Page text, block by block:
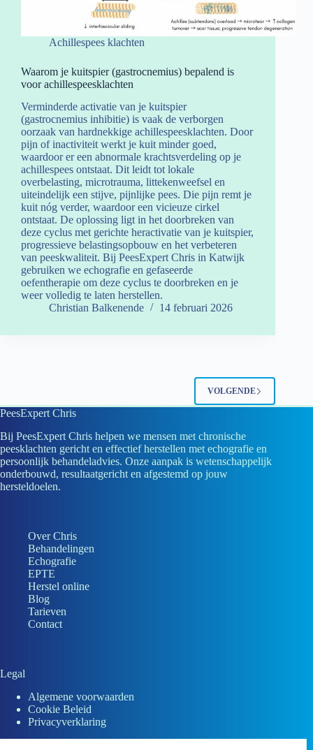
Achillespees klachten
Waarom je kuitspier (gastrocnemius) bepalend is
voor achillespeesklachten
Verminderde activatie van je kuitspier
(gastrocnemius inhibitie) is vaak de verborgen
oorzaak van hardnekkige achillespeesklachten. Door
pijn of inactiviteit werkt je kuit minder goed,
waardoor er een abnormale krachtsverdeling op je
achillespees ontstaat. Dit leidt tot lokale
overbelasting, microtrauma, littekenweefsel en
uiteindelijk een stijve, pijnlijke pees. Die pijn remt je
kuit nóg verder, waardoor een vicieuze cirkel
ontstaat. De oplossing ligt in het doorbreken van
deze cyclus met gerichte heractivatie van je kuitspier,
progressieve belastingsopbouw en het verbeteren
van peeskwaliteit. Bij PeesExpert Chris in Katwijk
gebruiken we echografie en gefaseerde
oefentherapie om deze cyclus te doorbreken en je
weer volledig te laten herstellen.
Christian Balkenende
14 februari 2026
VOLGENDE
PeesExpert Chris
Bij PeesExpert Chris helpen we mensen met chronische
peesklachten gericht en effectief herstellen met echografie en
persoonlijk behandeladvies. Onze aanpak is wetenschappelijk
onderbouwd, resultaatgericht en afgestemd op jouw
hersteldoelen.
Over Chris
Behandelingen
Echografie
EPTE
Herstel online
Blog
Tarieven
Contact
Legal
Algemene voorwaarden
Cookie Beleid
Privacyverklaring